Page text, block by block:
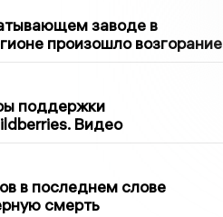
заводе в
произошло возгорание
поддержки
Видео
в последнем слове
смерть